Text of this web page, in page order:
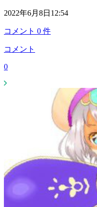
2022年6月8日12:54
コメント 0 件
コメント
0